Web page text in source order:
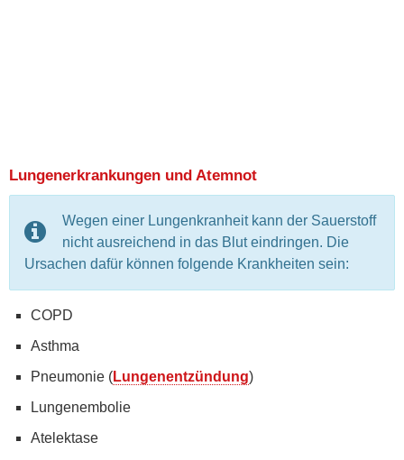
Lungenerkrankungen und Atemnot
Wegen einer Lungenkranheit kann der Sauerstoff
nicht ausreichend in das Blut eindringen. Die
Ursachen dafür können folgende Krankheiten sein:
COPD
Asthma
Pneumonie (Lungenentzündung)
Lungenembolie
Atelektase